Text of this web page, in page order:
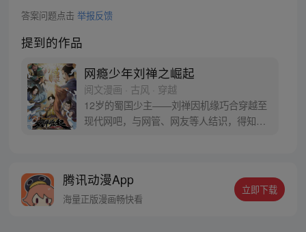
答案问题点击 举报反馈
提到的作品
网瘾少年刘禅之崛起
阅文漫画 · 古风 · 穿越
12岁的蜀国少主——刘禅因机缘巧合穿越至
现代网吧，与网管、网友等人结识，得知了
然科学、人文知识运用在古代战场及朝堂之
上，对东汉末年形成了降维打击？能否摆
腾讯动漫App
海量正版漫画畅快看
立即下载